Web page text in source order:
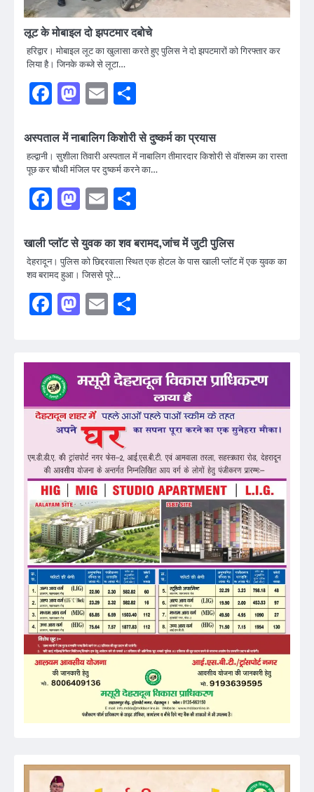
लूट के मोबाइल दो झपटमार दबोचे
हरिद्वार। मोबाइल लूट का खुलासा करते हुए पुलिस ने दो झपटमारों को गिरफ्तार कर
लिया है। जिनके कब्जे से लूटा…
Facebook
Mastodon
Email
अस्पताल में नाबालिग किशोरी से दुष्कर्म का प्रयास
हल्द्वानी। सुशीला तिवारी अस्पताल में नाबालिग तीमारदार किशोरी से वॉशरूम का रास्ता
पूछ कर चौथी मंजिल पर दुष्कर्म करने का…
Facebook
Mastodon
Email
खाली प्लाॅट से युवक का शव बरामद,जांच में जुटी पुलिस
देहरादून। पुलिस को छिद्दरवाला स्थित एक होटल के पास खाली प्लॉट में एक युवक का
शव बरामद हुआ। जिससे पूरे…
Facebook
Mastodon
Email